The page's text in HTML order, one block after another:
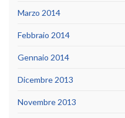
Marzo 2014
Febbraio 2014
Gennaio 2014
Dicembre 2013
Novembre 2013